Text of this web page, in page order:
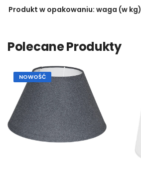
Produkt w opakowaniu: waga (w kg)
Polecane Produkty
NOWOŚĆ